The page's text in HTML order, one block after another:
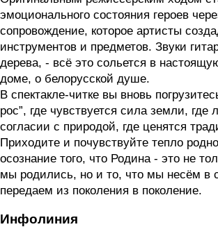
эмоционального состояния героев
сопровождение, которое артисты
инструментов и предметов. Звуки
дерева, - всё это сольется в
доме, о белорусской душе.
В спектакле-читке вы вновь
рос”, где чувствуется сила земли,
согласии с природой, где ценятся
Приходите и почувствуйте тепло
осознание того, что Родина - это не
мы родились, но и то, что мы несём в
передаем из поколения в поколение.
Инфолиния